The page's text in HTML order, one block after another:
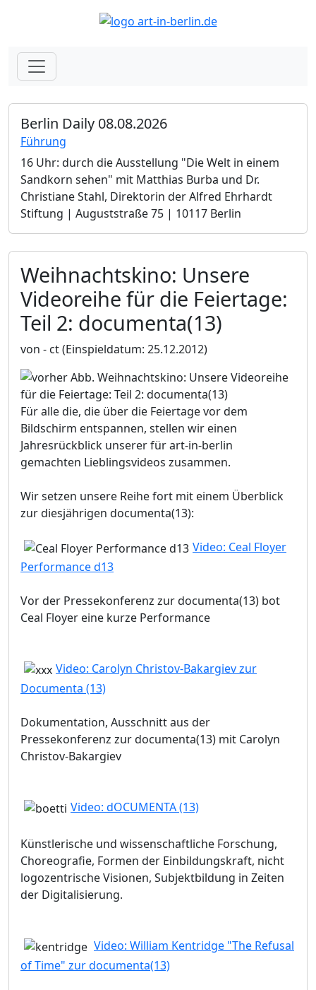
Berlin Daily 08.08.2026
Führung
16 Uhr: durch die Ausstellung "Die Welt in einem
Sandkorn sehen" mit Matthias Burba und Dr.
Christiane Stahl, Direktorin der Alfred Ehrhardt
Stiftung | Auguststraße 75 | 10117 Berlin
Weihnachtskino: Unsere
Videoreihe für die Feiertage:
Teil 2: documenta(13)
von - ct(Einspieldatum: 25.12.2012)
Für alle die, die über die Feiertage vor dem
Bildschirm entspannen, stellen wir einen
Jahresrückblick unserer für art-in-berlin
gemachten Lieblingsvideos zusammen.
Wir setzen unsere Reihe fort mit einem Überblick
zur diesjährigen documenta(13):
Video: Ceal Floyer
Performance d13
Vor der Pressekonferenz zur documenta(13) bot
Ceal Floyer eine kurze Performance
Video: Carolyn Christov-Bakargiev zur
Documenta (13)
Dokumentation, Ausschnitt aus der
Pressekonferenz zur documenta(13) mit Carolyn
Christov-Bakargiev
Video: dOCUMENTA (13)
Künstlerische und wissenschaftliche Forschung,
Choreografie, Formen der Einbildungskraft, nicht
logozentrische Visionen, Subjektbildung in Zeiten
der Digitalisierung.
Video: William Kentridge "The Refusal
of Time" zur documenta(13)